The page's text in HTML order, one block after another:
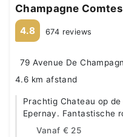
Champagne
4.8 674 reviews
79 Avenue De
4.6 km afstand
Prachtig Chateau op
Epernay. Fantastische
Vanaf € 25